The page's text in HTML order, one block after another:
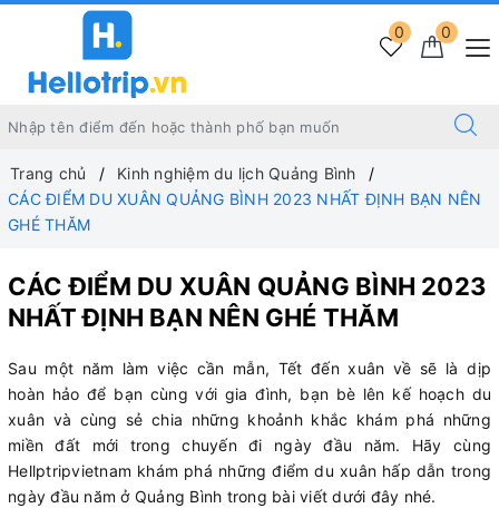
0
0
Trang chủ
Kinh nghiệm du lịch Quảng Bình
CÁC ĐIỂM DU XUÂN QUẢNG BÌNH 2023 NHẤT ĐỊNH BẠN NÊN
GHÉ THĂM
CÁC ĐIỂM DU XUÂN QUẢNG BÌNH 2023
NHẤT ĐỊNH BẠN NÊN GHÉ THĂM
Sau một năm làm việc cần mẫn, Tết đến xuân về sẽ là dịp
hoàn hảo để bạn cùng với gia đình, bạn bè lên kế hoạch du
xuân và cùng sẻ chia những khoảnh khắc khám phá những
miền đất mới trong chuyến đi ngày đầu năm. Hãy cùng
Hellptripvietnam khám phá những điểm du xuân hấp dẫn trong
ngày đầu năm ở Quảng Bình trong bài viết dưới đây nhé.